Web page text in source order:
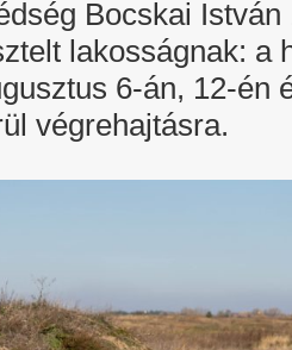
Bocskai
lakosságnak: a
6-án, 12-én
végrehajtásra.